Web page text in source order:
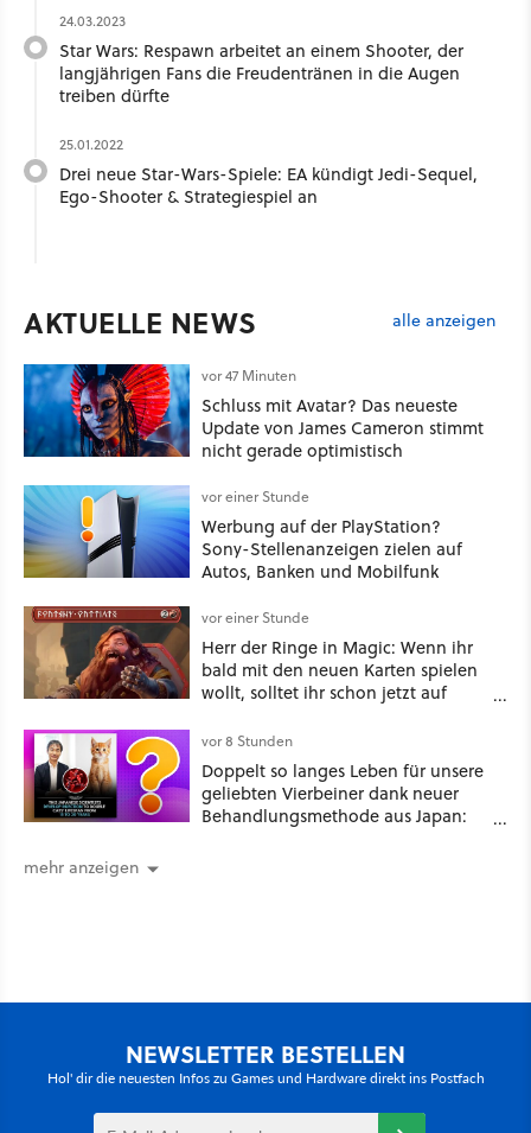
24.03.2023
Star Wars: Respawn arbeitet an einem Shooter, der
langjährigen Fans die Freudentränen in die Augen
treiben dürfte
25.01.2022
Drei neue Star-Wars-Spiele: EA kündigt Jedi-Sequel,
Ego-Shooter & Strategiespiel an
AKTUELLE NEWS alle anzeigen
vor 47 Minuten
Schluss mit Avatar? Das neueste
Update von James Cameron stimmt
nicht gerade optimistisch
vor einer Stunde
Werbung auf der PlayStation?
Sony-Stellenanzeigen zielen auf
Autos, Banken und Mobilfunk
vor einer Stunde
Herr der Ringe in Magic: Wenn ihr
bald mit den neuen Karten spielen
wollt, solltet ihr schon jetzt auf
vor 8 Stunden
Doppelt so langes Leben für unsere
geliebten Vierbeiner dank neuer
Behandlungsmethode aus Japan:
mehr anzeigen
NEWSLETTER BESTELLEN
Hol' dir die neuesten Infos zu Games und Hardware direkt ins Postfach